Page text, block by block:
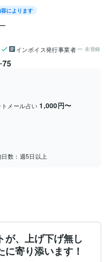
容によります
インボイス発行事業者 未登録
75
メール占い 1,000円〜
数： 週5日以上
、上げ下げ無し
寄り添います！